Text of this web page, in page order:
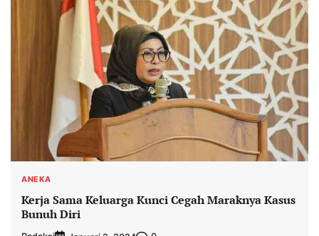
ANEKA
Kerja Sama Keluarga Kunci Cegah Maraknya Kasus
Bunuh Diri